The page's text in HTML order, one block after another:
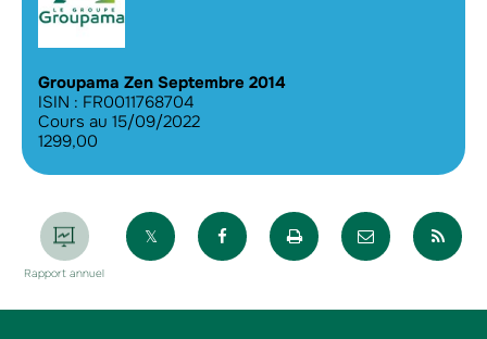
Groupama Zen Septembre 2014
ISIN : FR0011768704
Cours au 15/09/2022
1299,00
Rapport annuel
Partager sur XPartager sur Facebook
Imprimer la pageEnvoyer